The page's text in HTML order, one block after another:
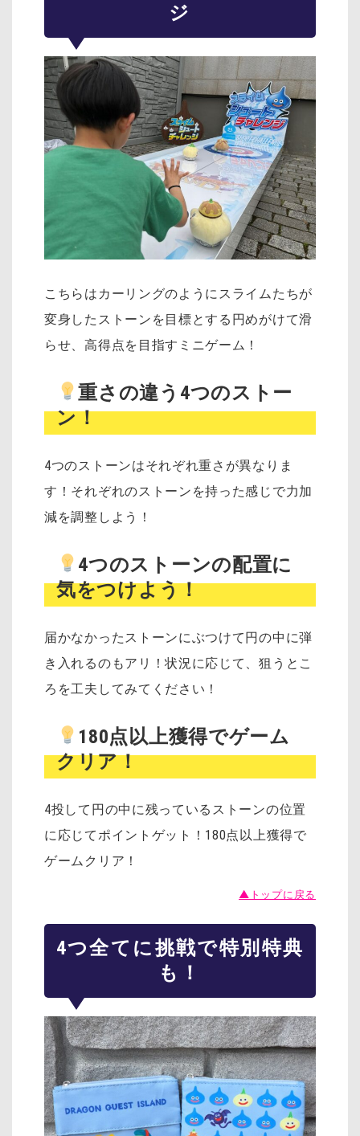
ジ
こちらはカーリングのようにスライムたちが
変身したストーンを目標とする円めがけて滑
らせ、高得点を目指すミニゲーム！
重さの違う4つのストー
ン！
4つのストーンはそれぞれ重さが異なりま
す！それぞれのストーンを持った感じで力加
減を調整しよう！
4つのストーンの配置に
気をつけよう！
届かなかったストーンにぶつけて円の中に弾
き入れるのもアリ！状況に応じて、狙うとこ
ろを工夫してみてください！
180点以上獲得でゲーム
クリア！
4投して円の中に残っているストーンの位置
に応じてポイントゲット！180点以上獲得で
ゲームクリア！
▲トップに戻る
4つ全てに挑戦で特別特典
も！